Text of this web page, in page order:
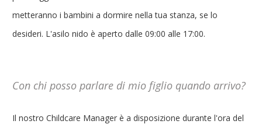
metteranno i bambini a dormire nella tua stanza, se lo
desideri. L'asilo nido è aperto dalle 09:00 alle 17:00.
Con chi posso parlare di mio figlio quando arrivo?
Il nostro Childcare Manager è a disposizione durante l'ora del